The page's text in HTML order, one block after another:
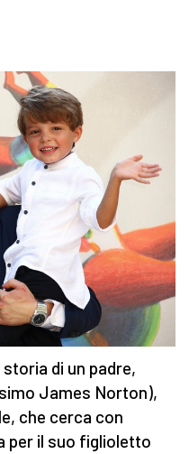
di un padre,
James Norton),
che cerca con
per il suo figlioletto